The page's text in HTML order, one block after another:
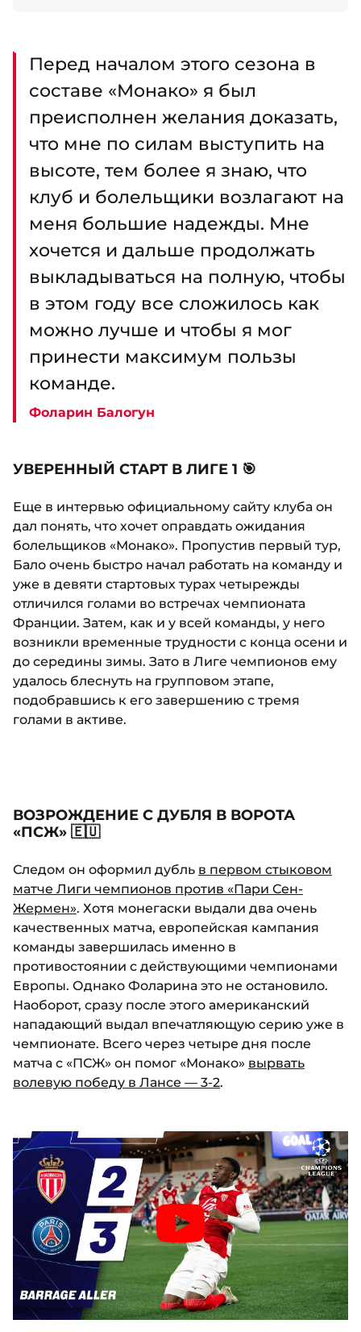
Перед началом этого сезона в
составе «Монако» я был
преисполнен желания доказать,
что мне по силам выступить на
высоте, тем более я знаю, что
клуб и болельщики возлагают на
меня большие надежды. Мне
хочется и дальше продолжать
выкладываться на полную, чтобы
в этом году все сложилось как
можно лучше и чтобы я мог
принести максимум пользы
команде.
Фоларин Балогун
УВЕРЕННЫЙ СТАРТ В ЛИГЕ 1 🎯
Еще в интервью официальному сайту клуба он
дал понять, что хочет оправдать ожидания
болельщиков «Монако». Пропустив первый тур,
Бало очень быстро начал работать на команду и
уже в девяти стартовых турах четырежды
отличился голами во встречах чемпионата
Франции. Затем, как и у всей команды, у него
возникли временные трудности с конца осени и
до середины зимы. Зато в Лиге чемпионов ему
удалось блеснуть на групповом этапе,
подобравшись к его завершению с тремя
голами в активе.
ВОЗРОЖДЕНИЕ С ДУБЛЯ В ВОРОТА
«ПСЖ» 🇪🇺
Следом он оформил дубль в первом стыковом
матче Лиги чемпионов против «Пари Сен-
Жермен». Хотя монегаски выдали два очень
качественных матча, европейская кампания
команды завершилась именно в
противостоянии с действующими чемпионами
Европы. Однако Фоларина это не остановило.
Наоборот, сразу после этого американский
нападающий выдал впечатляющую серию уже в
чемпионате. Всего через четыре дня после
матча с «ПСЖ» он помог «Монако» вырвать
волевую победу в Лансе — 3-2.